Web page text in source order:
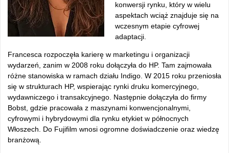
konwersji rynku, który w wielu
aspektach wciąż znajduje się na
wczesnym etapie cyfrowej
adaptacji.
Francesca rozpoczęła karierę w marketingu i organizacji
wydarzeń, zanim w 2008 roku dołączyła do HP. Tam zajmowała
różne stanowiska w ramach działu Indigo. W 2015 roku przeniosła
się w strukturach HP, wspierając rynki druku komercyjnego,
wydawniczego i transakcyjnego. Następnie dołączyła do firmy
Bobst, gdzie pracowała z maszynami konwencjonalnymi,
cyfrowymi i hybrydowymi dla rynku etykiet w północnych
Włoszech. Do Fujifilm wnosi ogromne doświadczenie oraz wiedzę
branżową.